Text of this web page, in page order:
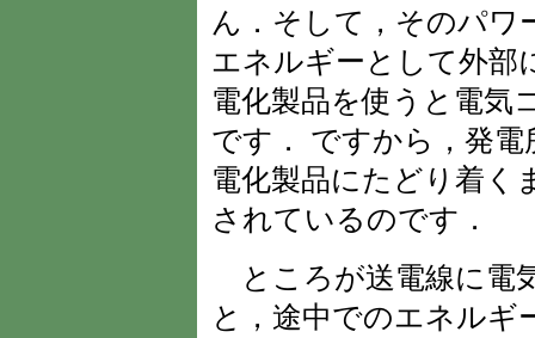
ん．そして，そのパワ
エネルギーとして外部
電化製品を使うと電気
です． ですから，発
電化製品にたどり着く
されているのです．
ところが送電線に電
と，途中でのエネルギ